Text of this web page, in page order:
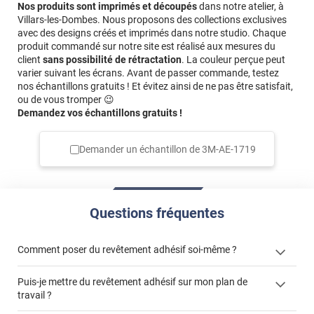
Nos produits sont imprimés et découpésdans notre atelier, à
Villars-les-Dombes. Nous proposons des collections exclusives
avec des designs créés et imprimés dans notre studio. Chaque
produit commandé sur notre site est réalisé aux mesures du
client sans possibilité de rétractation. La couleur perçue peut
varier suivant les écrans. Avant de passer commande, testez
nos échantillons gratuits ! Et évitez ainsi de ne pas être satisfait,
ou de vous tromper 😉
Demandez vos échantillons gratuits !
Demander un échantillon de3M-AE-1719
Questions fréquentes
Comment poser du revêtement adhésif soi-même ?
« Comment poser un revêtement adhésif ? »
Puis-je mettre du revêtement adhésif sur mon plan de
travail ?